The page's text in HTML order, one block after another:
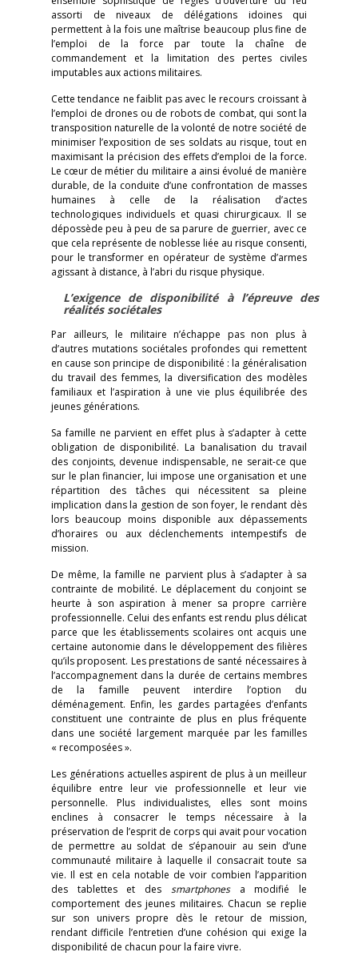
assorti de niveaux de délégations idoines qui
permettent à la fois une maîtrise beaucoup plus fine de
l’emploi de la force par toute la chaîne de
commandement et la limitation des pertes civiles
imputables aux actions militaires.
Cette tendance ne faiblit pas avec le recours croissant à
l’emploi de drones ou de robots de combat, qui sont la
transposition naturelle de la volonté de notre société de
minimiser l’exposition de ses soldats au risque, tout en
maximisant la précision des effets d’emploi de la force.
Le cœur de métier du militaire a ainsi évolué de manière
durable, de la conduite d’une confrontation de masses
humaines à celle de la réalisation d’actes
technologiques individuels et quasi chirurgicaux. Il se
dépossède peu à peu de sa parure de guerrier, avec ce
que cela représente de noblesse liée au risque consenti,
pour le transformer en opérateur de système d’armes
agissant à distance, à l’abri du risque physique.
L’exigence de disponibilité à l’épreuve des
réalités sociétales
Par ailleurs, le militaire n’échappe pas non plus à
d’autres mutations sociétales profondes qui remettent
en cause son principe de disponibilité : la généralisation
du travail des femmes, la diversification des modèles
familiaux et l’aspiration à une vie plus équilibrée des
jeunes générations.
Sa famille ne parvient en effet plus à s’adapter à cette
obligation de disponibilité. La banalisation du travail
des conjoints, devenue indispensable, ne serait-ce que
sur le plan financier, lui impose une organisation et une
répartition des tâches qui nécessitent sa pleine
implication dans la gestion de son foyer, le rendant dès
lors beaucoup moins disponible aux dépassements
d’horaires ou aux déclenchements intempestifs de
mission.
De même, la famille ne parvient plus à s’adapter à sa
contrainte de mobilité. Le déplacement du conjoint se
heurte à son aspiration à mener sa propre carrière
professionnelle. Celui des enfants est rendu plus délicat
parce que les établissements scolaires ont acquis une
certaine autonomie dans le développement des filières
qu’ils proposent. Les prestations de santé nécessaires à
l’accompagnement dans la durée de certains membres
de la famille peuvent interdire l’option du
déménagement. Enfin, les gardes partagées d’enfants
constituent une contrainte de plus en plus fréquente
dans une société largement marquée par les familles
« recomposées ».
Les générations actuelles aspirent de plus à un meilleur
équilibre entre leur vie professionnelle et leur vie
personnelle. Plus individualistes, elles sont moins
enclines à consacrer le temps nécessaire à la
préservation de l’esprit de corps qui avait pour vocation
de permettre au soldat de s’épanouir au sein d’une
communauté militaire à laquelle il consacrait toute sa
vie. Il est en cela notable de voir combien l’apparition
des tablettes et des smartphonesa modifié le
comportement des jeunes militaires. Chacun se replie
sur son univers propre dès le retour de mission,
rendant difficile l’entretien d’une cohésion qui exige la
disponibilité de chacun pour la faire vivre.